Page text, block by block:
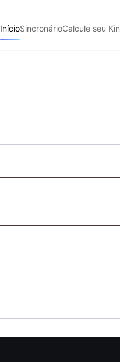
InícioSincronárioCalcule seu Kin